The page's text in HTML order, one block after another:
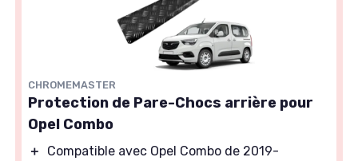
CHROMEMASTER
Protection de Pare-Chocs arrière pour
Opel Combo
＋
Compatible avec Opel Combo de 2019-